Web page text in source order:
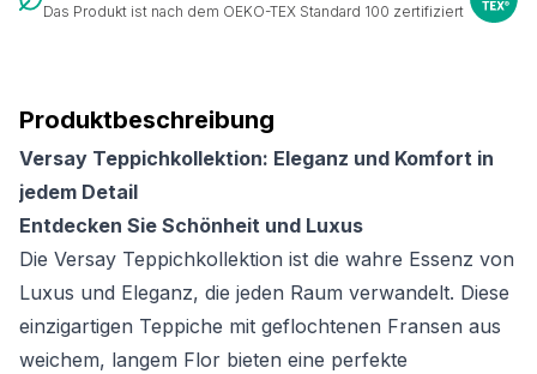
Produktbeschreibung
Versay Teppichkollektion: Eleganz und Komfort in
jedem Detail
Entdecken Sie Schönheit und Luxus
Die Versay Teppichkollektion ist die wahre Essenz von
Luxus und Eleganz, die jeden Raum verwandelt. Diese
einzigartigen Teppiche mit geflochtenen Fransen aus
weichem, langem Flor bieten eine perfekte
Das Produkt ist nach dem OEKO-TEX Standard 100 zertifiziert